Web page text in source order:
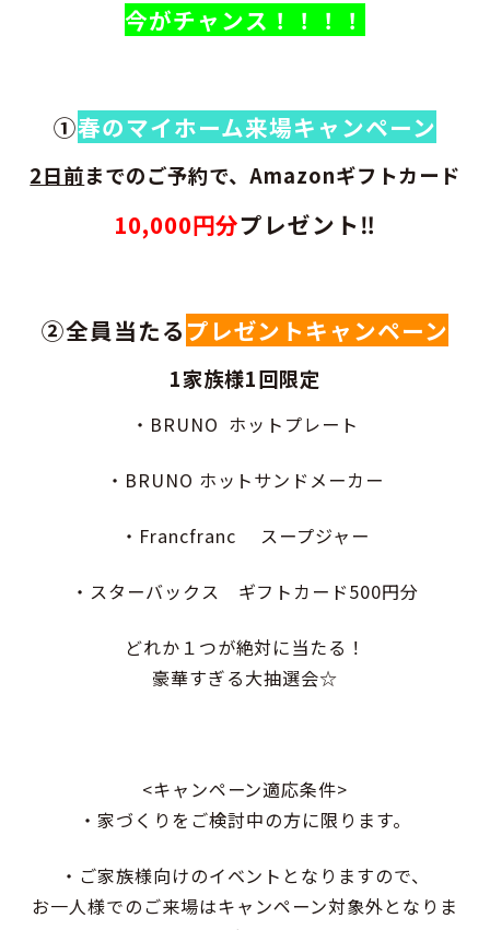
今がチャンス！！！！
①春のマイホーム来場キャンペーン
2日前までのご予約で、Amazonギフトカード
10,000円分プレゼント‼
②全員当たるプレゼントキャンペーン
1家族様1回限定
・BRUNO ホットプレート
・BRUNO ホットサンドメーカー
・Francfranc スープジャー
・スターバックス ギフトカード500円分
どれか１つが絶対に当たる！
豪華すぎる大抽選会☆
<キャンペーン適応条件>
・家づくりをご検討中の方に限ります。
・ご家族様向けのイベントとなりますので、
お一人様でのご来場はキャンペーン対象外となりま